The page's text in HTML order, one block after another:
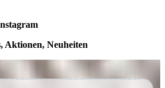
Aktionen, Neuheiten